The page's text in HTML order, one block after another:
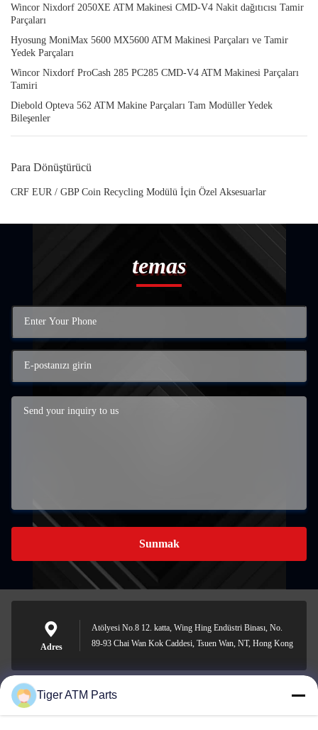
Wincor Nixdorf 2050XE ATM Makinesi CMD-V4 Nakit dağıtıcısı Tamir
Parçaları
Hyosung MoniMax 5600 MX5600 ATM Makinesi Parçaları ve Tamir
Yedek Parçaları
Wincor Nixdorf ProCash 285 PC285 CMD-V4 ATM Makinesi Parçaları
Tamiri
Diebold Opteva 562 ATM Makine Parçaları Tam Modüller Yedek
Bileşenler
Para Dönüştürücü
CRF EUR / GBP Coin Recycling Modülü İçin Özel Aksesuarlar
temas
Sunmak
Adres
Atölyesi No.8 12. katta, Wing Hing Endüstri Binası, No.
89-93 Chai Wan Kok Caddesi, Tsuen Wan, NT, Hong Kong
sales@atmpart.com.cn
Tiger ATM Parts